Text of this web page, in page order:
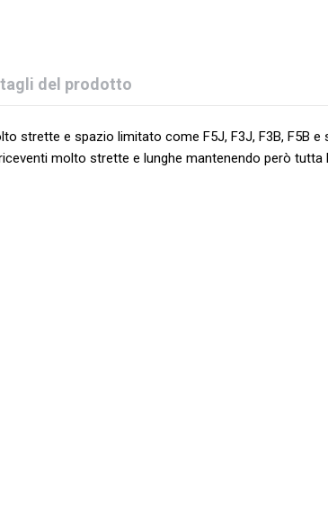
del prodotto
strette e spazio limitato come F5J, F3J, F3B, F5B e
molto strette e lunghe mantenendo però